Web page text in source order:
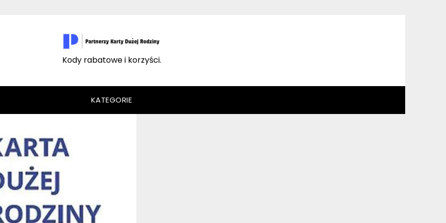
Kody rabatowe i korzyści.
KATEGORIE